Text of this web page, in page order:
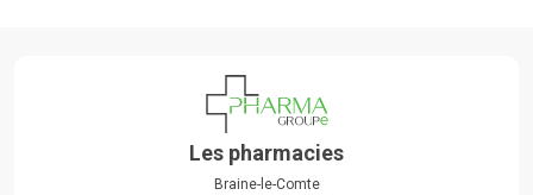
Les pharmacies
Braine-le-Comte